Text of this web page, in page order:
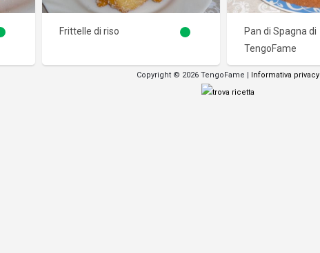
Frittelle di riso
Pan di Spagna di
TengoFame
Copyright © 2026 TengoFame | Informativa privacy